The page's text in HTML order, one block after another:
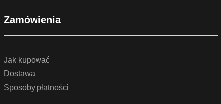
Zamówienia
Jak kupować
Dostawa
Sposoby płatności